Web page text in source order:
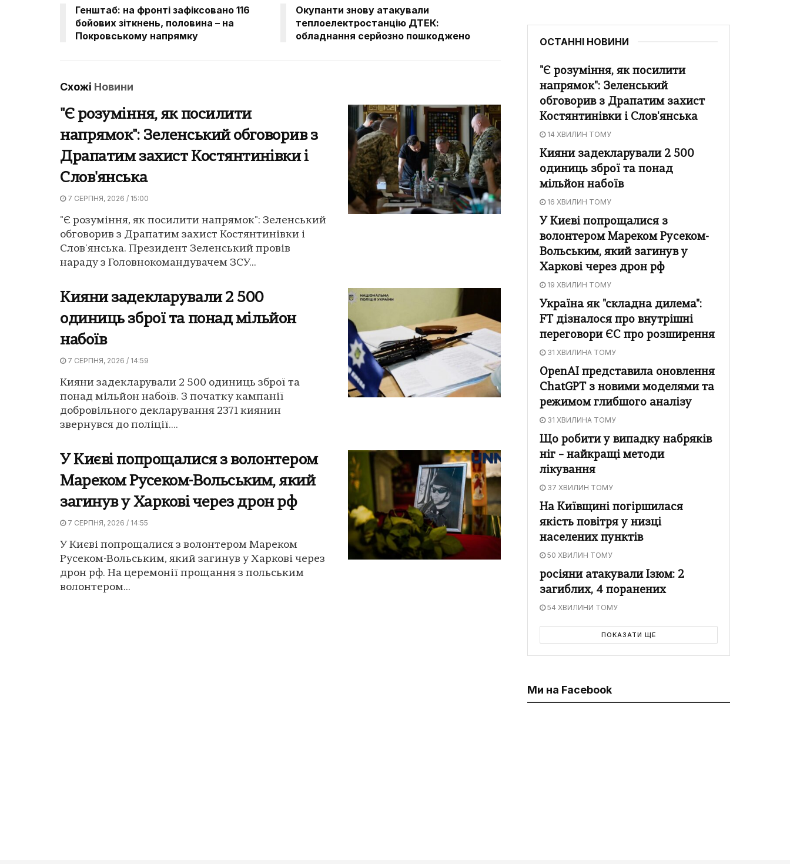
Генштаб: на фронті зафіксовано 116
бойових зіткнень, половина – на
Покровському напрямку
Окупанти знову атакували
теплоелектростанцію ДТЕК:
обладнання серйозно пошкоджено
Схожі Новини
"Є розуміння, як посилити
напрямок": Зеленський обговорив з
Драпатим захист Костянтинівки і
Слов'янська
7 СЕРПНЯ, 2026 / 15:00
"Є розуміння, як посилити напрямок": Зеленський
обговорив з Драпатим захист Костянтинівки і
Слов'янська. Президент Зеленський провів
нараду з Головнокомандувачем ЗСУ...
Кияни задекларували 2 500
одиниць зброї та понад мільйон
набоїв
7 СЕРПНЯ, 2026 / 14:59
Кияни задекларували 2 500 одиниць зброї та
понад мільйон набоїв. З початку кампанії
добровільного декларування 2371 киянин
звернувся до поліції....
У Києві попрощалися з волонтером
Мареком Русеком-Вольським, який
загинув у Харкові через дрон рф
7 СЕРПНЯ, 2026 / 14:55
У Києві попрощалися з волонтером Мареком
Русеком-Вольським, який загинув у Харкові через
дрон рф. На церемонії прощання з польським
волонтером...
ОСТАННІ НОВИНИ
"Є розуміння, як посилити
напрямок": Зеленський
обговорив з Драпатим захист
Костянтинівки і Слов'янська
14 ХВИЛИН ТОМУ
Кияни задекларували 2 500
одиниць зброї та понад
мільйон набоїв
16 ХВИЛИН ТОМУ
У Києві попрощалися з
волонтером Мареком Русеком-
Вольським, який загинув у
Харкові через дрон рф
19 ХВИЛИН ТОМУ
Україна як "складна дилема":
FT дізналося про внутрішні
переговори ЄС про розширення
31 ХВИЛИНА ТОМУ
OpenAI представила оновлення
ChatGPT з новими моделями та
режимом глибшого аналізу
31 ХВИЛИНА ТОМУ
Що робити у випадку набряків
ніг – найкращі методи
лікування
37 ХВИЛИН ТОМУ
На Київщині погіршилася
якість повітря у низці
населених пунктів
50 ХВИЛИН ТОМУ
росіяни атакували Ізюм: 2
загиблих, 4 поранених
54 ХВИЛИНИ ТОМУ
ПОКАЗАТИ ЩЕ
Ми на Facebook